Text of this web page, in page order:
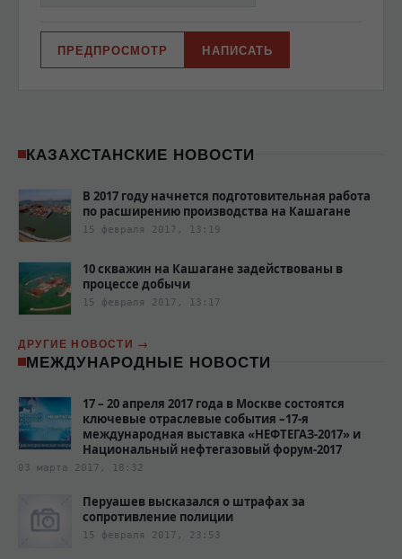
КАЗАХСТАНСКИЕ НОВОСТИ
В 2017 году начнется подготовительная работа
по расширению производства на Кашагане
15 февраля 2017, 13:19
10 скважин на Кашагане задействованы в
процессе добычи
15 февраля 2017, 13:17
ДРУГИЕ НОВОСТИ
МЕЖДУНАРОДНЫЕ НОВОСТИ
17 – 20 апреля 2017 года в Москве состоятся
ключевые отраслевые события –17-я
международная выставка «НЕФТЕГАЗ-2017» и
Национальный нефтегазовый форум-2017
03 марта 2017, 18:32
Перуашев высказался о штрафах за
сопротивление полиции‍
15 февраля 2017, 23:53